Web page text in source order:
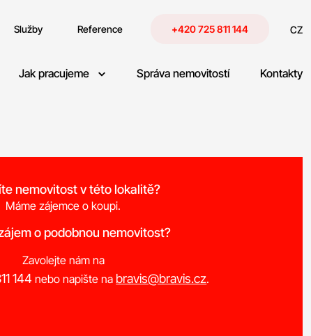
Služby Reference +420 725 811 144 CZ
Jak pracujeme Správa nemovitostí Kontakty
nemovitost v této lokalitě?
Máme zájemce o koupi.
o podobnou nemovitost?
Zavolejte nám na
144 nebo napište na bravis@bravis.cz.